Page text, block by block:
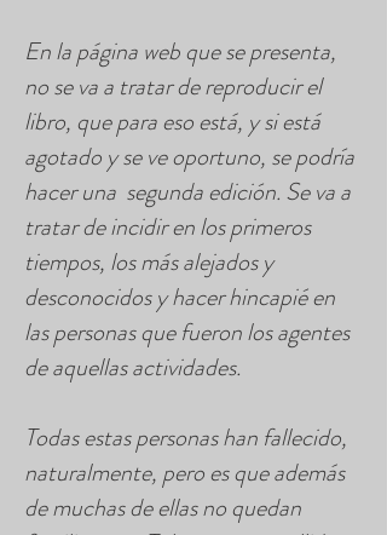
En la página web que se presenta,
no se va a tratar de reproducir el
libro, que para eso está, y si está
agotado y se ve oportuno, se podría
hacer una segunda edición. Se va a
tratar de incidir en los primeros
tiempos, los más alejados y
desconocidos y hacer hincapié en
las personas que fueron los agentes
de aquellas actividades.
Todas estas personas han fallecido,
naturalmente, pero es que además
de muchas de ellas no quedan